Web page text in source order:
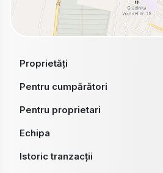
Proprietăți
Pentru cumpărători
Pentru proprietari
Echipa
Istoric tranzacții